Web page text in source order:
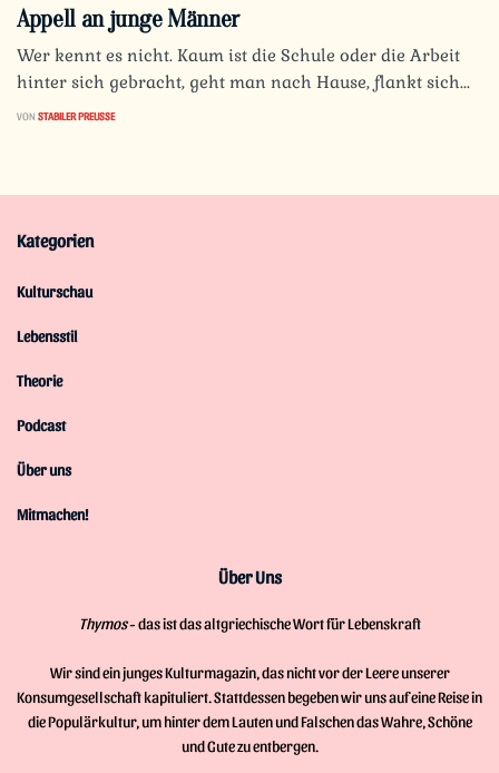
Appell an junge Männer
Wer kennt es nicht. Kaum ist die Schule oder die Arbeit
hinter sich gebracht, geht man nach Hause, flankt sich...
VON STABILER PREUSSE
Kategorien
Kulturschau
Lebensstil
Theorie
Podcast
Über uns
Mitmachen!
Über Uns
Thymos- das ist das altgriechische Wort für Lebenskraft
Wir sind ein junges Kulturmagazin, das nicht vor der Leere unserer
Konsumgesellschaft kapituliert. Stattdessen begeben wir uns auf eine Reise in
die Populärkultur, um hinter dem Lauten und Falschen das Wahre, Schöne
und Gute zu entbergen.